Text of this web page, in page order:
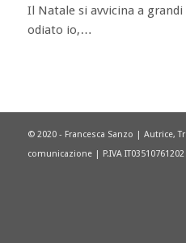
Il Natale si avvicina a
odiato io,…
© 2020 - Francesca Sanzo | Autrice,
comunicazione | P.IVA IT03510761202